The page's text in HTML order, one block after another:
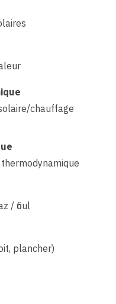
chauffage
/ fioul
plancher)